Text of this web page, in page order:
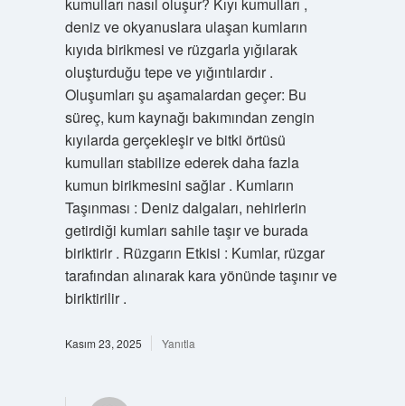
deniz ve okyanuslara ulaşan kumların
kıyıda birikmesi ve rüzgarla yığılarak
oluşturduğu tepe ve yığıntılardır .
Oluşumları şu aşamalardan geçer: Bu
süreç, kum kaynağı bakımından zengin
kıyılarda gerçekleşir ve bitki örtüsü
kumulları stabilize ederek daha fazla
kumun birikmesini sağlar . Kumların
Taşınması : Deniz dalgaları, nehirlerin
getirdiği kumları sahile taşır ve burada
biriktirir . Rüzgarın Etkisi : Kumlar, rüzgar
tarafından alınarak kara yönünde taşınır ve
biriktirilir .
Kasım 23, 2025 Yanıtla